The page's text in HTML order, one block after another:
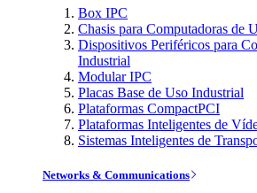
Box IPC
Chasis para Computadoras de
Dispositivos Periféricos para
Industrial
Modular IPC
Placas Base de Uso Industrial
Plataformas CompactPCI
Plataformas Inteligentes de
Sistemas Inteligentes de
Networks & Communications